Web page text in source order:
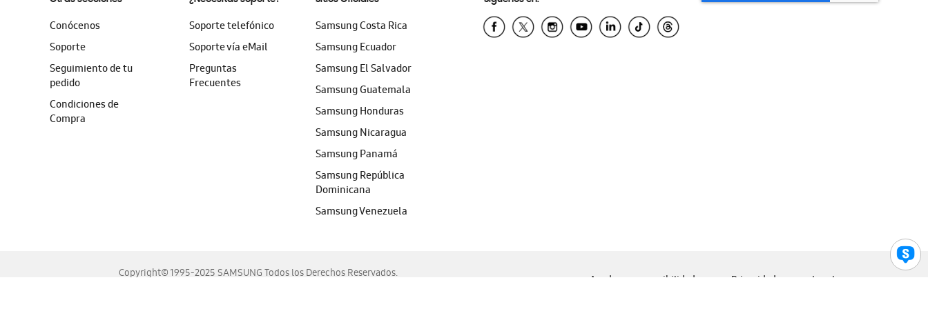
Conócenos
Soporte
Seguimiento de tu
pedido
Condiciones de
Compra
Soporte telefónico
Soporte vía eMail
Preguntas
Frecuentes
Samsung Costa Rica
Samsung Ecuador
Samsung El Salvador
Samsung Guatemala
Samsung Honduras
Samsung Nicaragua
Samsung Panamá
Samsung República
Dominicana
Samsung Venezuela
Copyright© 1995-2025 SAMSUNG Todos los Derechos Reservados.
Ayuda para accesibilidad Privacidad Legal